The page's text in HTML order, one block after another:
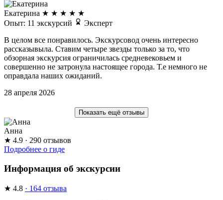
Екатерина ★ ★ ★ ★ ★
Опыт: 11 экскурсий
Эксперт
В целом все понравилось. Экскурсовод очень интересно
рассказывыла. Ставим четыре звезды только за то, что
обзорная экскурсия ограничилась средневековьем и
совершенно не затронула настоящее города. Т.е немного не
оправдала наших ожиданий.
28 апреля 2026
Показать ещё отзывы
Анна
★ 4.9 · 290 отзывов
Подробнее о гиде
Информация об экскурсии
★ 4.8 · 164 отзыва